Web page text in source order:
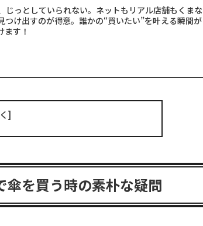
じっとしていられない。ネットもリアル店舗もくまな
つけ出すのが得意。誰かの“買いたい”を叶える瞬間が
す！
傘を買う時の素朴な疑問